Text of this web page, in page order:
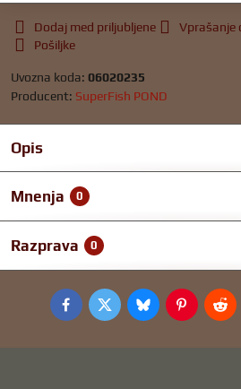
Dodaj med priljubljene Vprašanje
Pošiljke
Uvozna koda: 06020235
Producent: SuperFish POND
Opis
Mnenja 0
Razprava 0
FacebookTwitterBlueskyPinterest